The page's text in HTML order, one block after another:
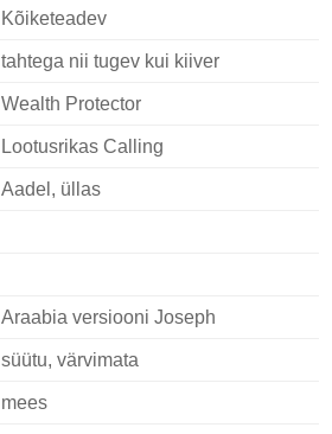
Kõiketeadev
tahtega nii tugev kui kiiver
Wealth Protector
Lootusrikas Calling
Aadel, üllas
Araabia versiooni Joseph
süütu, värvimata
mees